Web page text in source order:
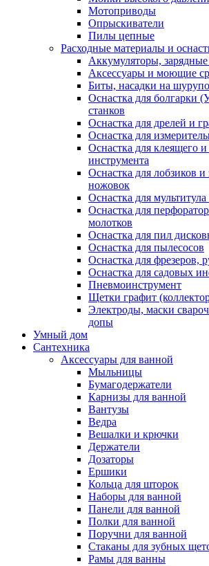
Мотоприводы
Опрыскиватели
Пилы цепные
Расходные материалы и
Аккумуляторы, зарядные
Аксессуары и моющие
Биты, насадки на
Оснастка для
станков
Оснастка для дрелей и
Оснастка для
Оснастка для клеящего
инструмента
Оснастка для лобзиков и
ножовок
Оснастка для
Оснастка для
молотков
Оснастка для пил
Оснастка для пылесосов
Оснастка для фрезеров,
Оснастка для садовых
Пневмоинструмент
Щетки графит
Электроды, маски
допы
Умный дом
Сантехника
Аксессуары для ванной
Мыльницы
Бумагодержатели
Карнизы для ванной
Вантузы
Ведра
Вешалки и крючки
Держатели
Дозаторы
Ершики
Кольца для шторок
Наборы для ванной
Панели для ванной
Полки для ванной
Поручни для ванной
Стаканы для зубных
Рамы для ванны